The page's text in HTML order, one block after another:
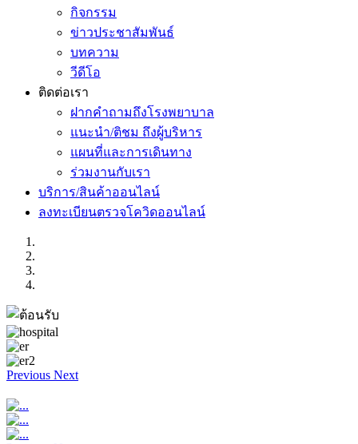
กิจกรรม
ข่าวประชาสัมพันธ์
บทความ
วีดีโอ
ติดต่อเรา
ฝากคำถามถึงโรงพยาบาล
แนะนำ/ติชม ถึงผู้บริหาร
แผนที่และการเดินทาง
ร่วมงานกับเรา
บริการ/สินค้าออนไลน์
ลงทะเบียนตรวจโควิดออนไลน์
Previous Next